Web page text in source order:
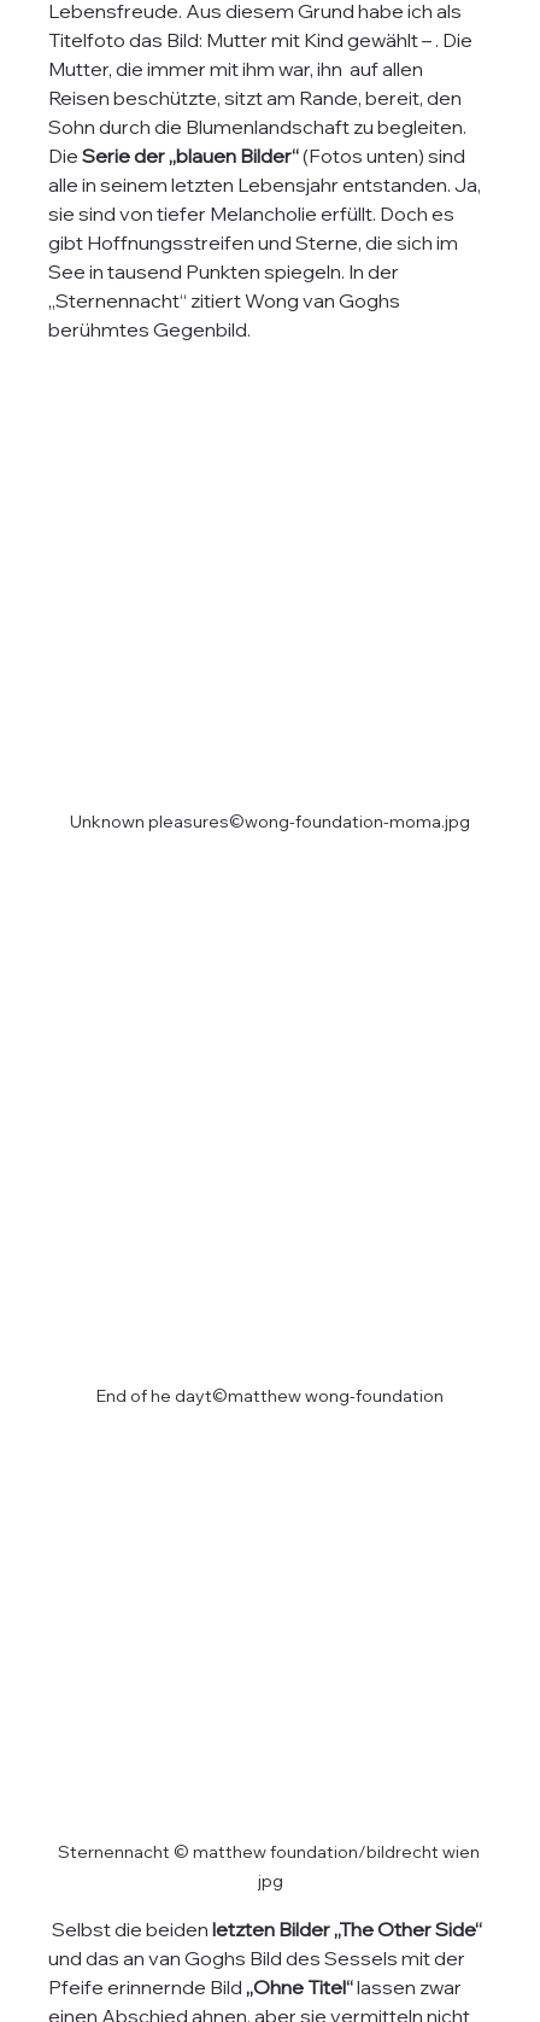
Lebensfreude. Aus diesem Grund habe ich als
Titelfoto das Bild: Mutter mit Kind gewählt – . Die
Mutter, die immer mit ihm war, ihn  auf allen
Reisen beschützte, sitzt am Rande, bereit, den
Sohn durch die Blumenlandschaft zu begleiten.
Die Serie der „blauen Bilder“ (Fotos unten) sind
alle in seinem letzten Lebensjahr entstanden. Ja,
sie sind von tiefer Melancholie erfüllt. Doch es
gibt Hoffnungsstreifen und Sterne, die sich im
See in tausend Punkten spiegeln. In der
„Sternennacht“ zitiert Wong van Goghs
berühmtes Gegenbild.
Unknown pleasures©wong-foundation-moma.jpg
End of he dayt©matthew wong-foundation
Sternennacht © matthew foundation/bildrecht wien
jpg
Selbst die beiden letzten Bilder „The Other Side“
und das an van Goghs Bild des Sessels mit der
Pfeife erinnernde Bild „Ohne Titel“ lassen zwar
einen Abschied ahnen, aber sie vermitteln nicht